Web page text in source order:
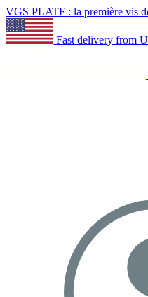
VGS PLATE : la première vis
Fast delivery from